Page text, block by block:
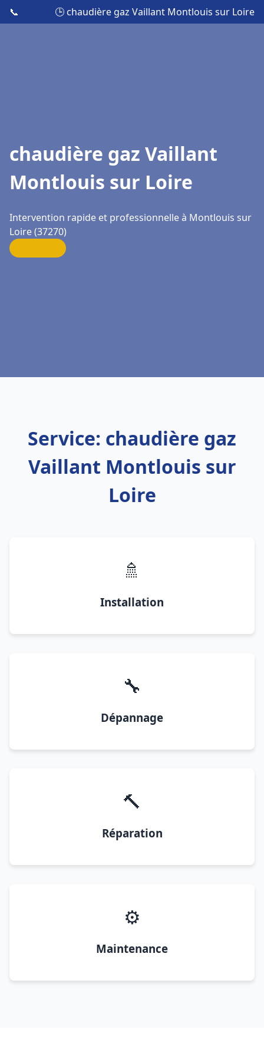
📞 🕒 chaudière gaz Vaillant Montlouis sur Loire
chaudière gaz Vaillant
Montlouis sur Loire
Intervention rapide et professionnelle à Montlouis sur
Loire (37270)
Service: chaudière gaz
Vaillant Montlouis sur
Loire
🚿
Installation
🔧
Dépannage
🔨
Réparation
⚙️
Maintenance